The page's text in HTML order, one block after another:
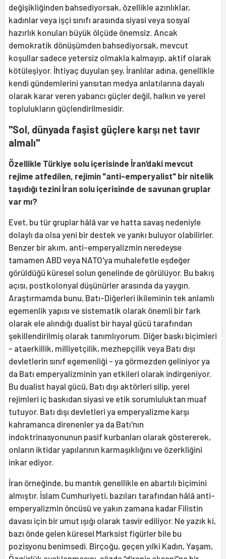
değişikliğinden bahsediyorsak, özellikle azınlıklar,
kadınlar veya işçi sınıfı arasında siyasi veya sosyal
hazırlık konuları büyük ölçüde önemsiz. Ancak
demokratik dönüşümden bahsediyorsak, mevcut
koşullar sadece yetersiz olmakla kalmayıp, aktif olarak
kötüleşiyor. İhtiyaç duyulan şey, İranlılar adına, genellikle
kendi gündemlerini yansıtan medya anlatılarına dayalı
olarak karar veren yabancı güçler değil, halkın ve yerel
toplulukların güçlendirilmesidir.
"Sol, dünyada faşist güçlere karşı net tavır
almalı"
Özellikle Türkiye solu içerisinde İran’daki mevcut
rejime atfedilen, rejimin "anti-emperyalist" bir nitelik
taşıdığı tezini İran solu içerisinde de savunan gruplar
var mı?
Evet, bu tür gruplar hâlâ var ve hatta savaş nedeniyle
dolaylı da olsa yeni bir destek ve yankı buluyor olabilirler.
Benzer bir akım, anti-emperyalizmin neredeyse
tamamen ABD veya NATO'ya muhalefetle eşdeğer
görüldüğü küresel solun genelinde de görülüyor. Bu bakış
açısı, postkolonyal düşünürler arasında da yaygın.
Araştırmamda bunu, Batı-Diğerleri ikileminin tek anlamlı
egemenlik yapısı ve sistematik olarak önemli bir fark
olarak ele alındığı dualist bir hayal gücü tarafından
şekillendirilmiş olarak tanımlıyorum. Diğer baskı biçimleri
- ataerkillik, milliyetçilik, mezhepçilik veya Batı dışı
devletlerin sınıf egemenliği - ya görmezden geliniyor ya
da Batı emperyalizminin yan etkileri olarak indirgeniyor.
Bu dualist hayal gücü, Batı dışı aktörleri silip, yerel
rejimleri iç baskıdan siyasi ve etik sorumluluktan muaf
tutuyor. Batı dışı devletleri ya emperyalizme karşı
kahramanca direnenler ya da Batı'nın
indoktrinasyonunun pasif kurbanları olarak göstererek,
onların iktidar yapılarının karmaşıklığını ve özerkliğini
inkar ediyor.
İran örneğinde, bu mantık genellikle en abartılı biçimini
almıştır. İslam Cumhuriyeti, bazıları tarafından hâlâ anti-
emperyalizmin öncüsü ve yakın zamana kadar Filistin
davası için bir umut ışığı olarak tasvir ediliyor. Ne yazık ki,
bazı önde gelen küresel Marksist figürler bile bu
pozisyonu benimsedi. Birçoğu, geçen yılki Kadın, Yaşam,